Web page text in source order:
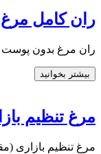
ران کامل
ران مرغ بدون پوست .
بیشتر بخوانید
مرغ تنظیم بازاری
مرغ تنظیم بازاری (مقدار 1